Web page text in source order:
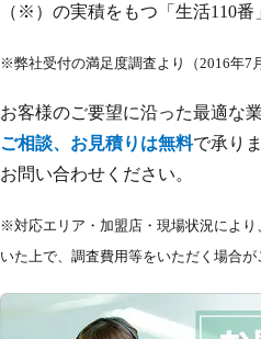
（※）の実積をもつ「生活110番
※弊社受付の満足度調査より（2016年7
お客様のご要望に沿った最適な
ご相談、お見積りは無料で承り
お問い合わせください。
※対応エリア・加盟店・現場状況によ
いた上で、調査費用等をいただく場合が